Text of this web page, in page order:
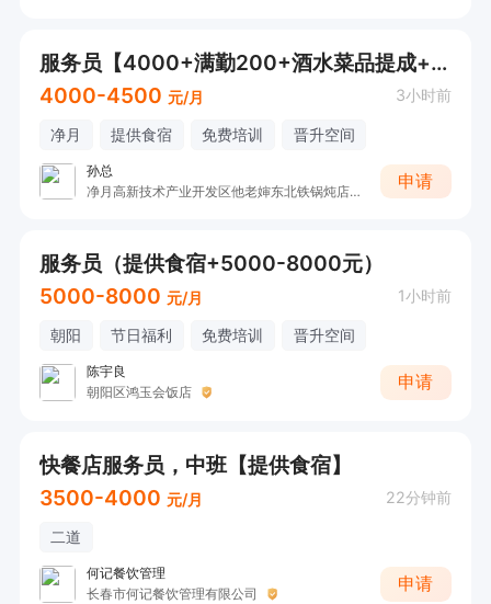
服务员【4000+满勤200+酒水菜品提成+免费食宿 】
4000-4500 元/月 3小时前
净月 提供食宿 免费培训 晋升空间
孙总
净月高新技术产业开发区他老婶东北铁锅炖店（个体工商户）
申请
服务员（提供食宿+5000-8000元）
5000-8000 元/月 1小时前
朝阳 节日福利 免费培训 晋升空间
陈宇良
朝阳区鸿玉会饭店
申请
快餐店服务员，中班【提供食宿】
3500-4000 元/月 22分钟前
二道
何记餐饮管理
长春市何记餐饮管理有限公司
申请